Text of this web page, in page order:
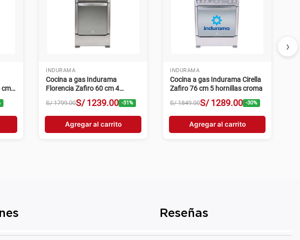
4
INDURAMA
Cocina a gas Indurama
Florencia Zafiro 60 cm 4
hornillas croma
S/ 1799.00S/ 1239.00 -31 %
Agregar al carrito
INDURAMA
Cocina a gas Indurama Cirella
Zafiro 76 cm 5 hornillas croma
S/ 1849.00S/ 1289.00 -30%
Agregar al carrito
›
Reseñas